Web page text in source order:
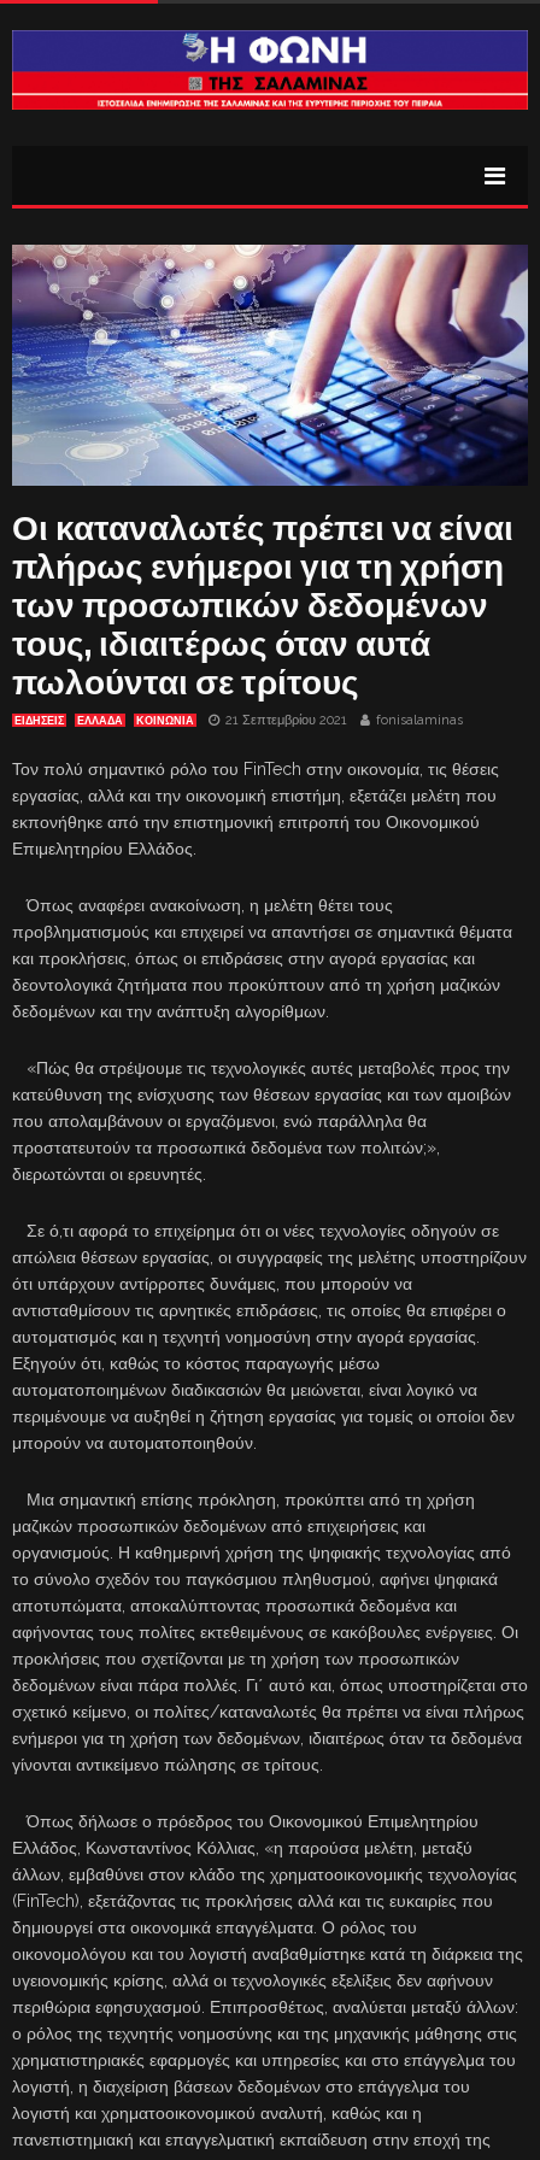
Οι καταναλωτές πρέπει να είναι
πλήρως ενήμεροι για τη χρήση
των προσωπικών δεδομένων
τους, ιδιαιτέρως όταν αυτά
πωλούνται σε τρίτους
ΕΙΔΗΣΕΙΣ ΕΛΛΑΔΑ ΚΟΙΝΩΝΙΑ 21 Σεπτεμβρίου 2021 fonisalaminas
Τον πολύ σημαντικό ρόλο του FinTech στην οικονομία, τις θέσεις
εργασίας, αλλά και την οικονομική επιστήμη, εξετάζει μελέτη που
εκπονήθηκε από την επιστημονική επιτροπή του Οικονομικού
Επιμελητηρίου Ελλάδος.
Όπως αναφέρει ανακοίνωση, η μελέτη θέτει τους
προβληματισμούς και επιχειρεί να απαντήσει σε σημαντικά θέματα
και προκλήσεις, όπως οι επιδράσεις στην αγορά εργασίας και
δεοντολογικά ζητήματα που προκύπτουν από τη χρήση μαζικών
δεδομένων και την ανάπτυξη αλγορίθμων.
«Πώς θα στρέψουμε τις τεχνολογικές αυτές μεταβολές προς την
κατεύθυνση της ενίσχυσης των θέσεων εργασίας και των αμοιβών
που απολαμβάνουν οι εργαζόμενοι, ενώ παράλληλα θα
προστατευτούν τα προσωπικά δεδομένα των πολιτών;»,
διερωτώνται οι ερευνητές.
Σε ό,τι αφορά το επιχείρημα ότι οι νέες τεχνολογίες οδηγούν σε
απώλεια θέσεων εργασίας, οι συγγραφείς της μελέτης υποστηρίζουν
ότι υπάρχουν αντίρροπες δυνάμεις, που μπορούν να
αντισταθμίσουν τις αρνητικές επιδράσεις, τις οποίες θα επιφέρει ο
αυτοματισμός και η τεχνητή νοημοσύνη στην αγορά εργασίας.
Εξηγούν ότι, καθώς το κόστος παραγωγής μέσω
αυτοματοποιημένων διαδικασιών θα μειώνεται, είναι λογικό να
περιμένουμε να αυξηθεί η ζήτηση εργασίας για τομείς οι οποίοι δεν
μπορούν να αυτοματοποιηθούν.
Μια σημαντική επίσης πρόκληση, προκύπτει από τη χρήση
μαζικών προσωπικών δεδομένων από επιχειρήσεις και
οργανισμούς. Η καθημερινή χρήση της ψηφιακής τεχνολογίας από
το σύνολο σχεδόν του παγκόσμιου πληθυσμού, αφήνει ψηφιακά
αποτυπώματα, αποκαλύπτοντας προσωπικά δεδομένα και
αφήνοντας τους πολίτες εκτεθειμένους σε κακόβουλες ενέργειες. Οι
προκλήσεις που σχετίζονται με τη χρήση των προσωπικών
δεδομένων είναι πάρα πολλές. Γι΄ αυτό και, όπως υποστηρίζεται στο
σχετικό κείμενο, οι πολίτες/καταναλωτές θα πρέπει να είναι πλήρως
ενήμεροι για τη χρήση των δεδομένων, ιδιαιτέρως όταν τα δεδομένα
γίνονται αντικείμενο πώλησης σε τρίτους.
Όπως δήλωσε ο πρόεδρος του Οικονομικού Επιμελητηρίου
Ελλάδος, Κωνσταντίνος Κόλλιας, «η παρούσα μελέτη, μεταξύ
άλλων, εμβαθύνει στον κλάδο της χρηματοοικονομικής τεχνολογίας
(FinTech), εξετάζοντας τις προκλήσεις αλλά και τις ευκαιρίες που
δημιουργεί στα οικονομικά επαγγέλματα. Ο ρόλος του
οικονομολόγου και του λογιστή αναβαθμίστηκε κατά τη διάρκεια της
υγειονομικής κρίσης, αλλά οι τεχνολογικές εξελίξεις δεν αφήνουν
περιθώρια εφησυχασμού. Επιπροσθέτως, αναλύεται μεταξύ άλλων:
ο ρόλος της τεχνητής νοημοσύνης και της μηχανικής μάθησης στις
χρηματιστηριακές εφαρμογές και υπηρεσίες και στο επάγγελμα του
λογιστή, η διαχείριση βάσεων δεδομένων στο επάγγελμα του
λογιστή και χρηματοοικονομικού αναλυτή, καθώς και η
πανεπιστημιακή και επαγγελματική εκπαίδευση στην εποχή της